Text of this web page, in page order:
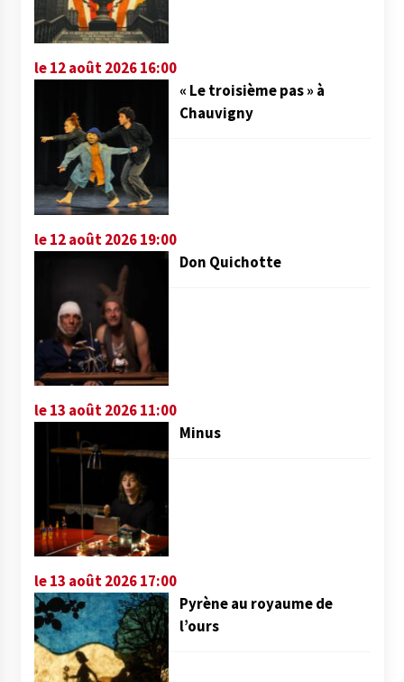
le 12 août 2026 16:00
« Le troisième pas » à
Chauvigny
le 12 août 2026 19:00
Don Quichotte
le 13 août 2026 11:00
Minus
le 13 août 2026 17:00
Pyrène au royaume de
l’ours